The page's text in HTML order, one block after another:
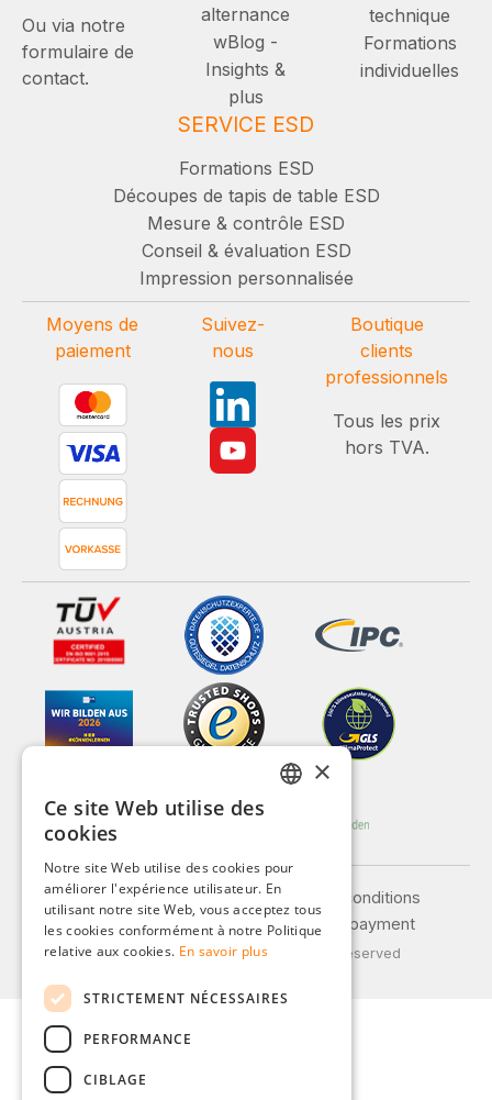
Ou via notre
formulaire de
contact.
alternance
wBlog -
Insights &
plus
technique
Formations
individuelles
SERVICE ESD
Formations ESD
Découpes de tapis de table ESD
Mesure & contrôle ESD
Conseil & évaluation ESD
Impression personnalisée
Moyens de
paiement
Suivez-
nous
Boutique
clients
professionnels
Tous les prix
hors TVA.
Legal notice
General terms and conditions
Privacy policy
Shipping and payment
© 2026 Weidinger GmbH, All Rights Reserved
ITALIAN
POLISH
×
Ce site Web utilise des
cookies
Notre site Web utilise des cookies pour
améliorer l'expérience utilisateur. En
utilisant notre site Web, vous acceptez tous
les cookies conformément à notre Politique
relative aux cookies. En savoir plus
STRICTEMENT NÉCESSAIRES
PERFORMANCE
CIBLAGE